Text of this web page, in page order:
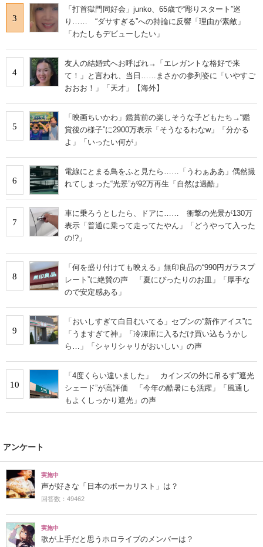
3
「打首獄門同好会」junko、65歳で“彫りスタート”巡
り…… “ダサすぎる”への持論に反響「理由が素敵」
「わたしもデビューしたい」
4
友人の結婚式へお呼ばれ→「エレガントな格好で来
て！」と言われ、当日……まさかの参列姿に「いやすご
おおお！」「天才」【海外】
5
「映画ちいかわ」鑑賞前の楽しそうな子どもたち→“鑑
賞後の様子”に2900万表示「そうなるわなw」「分かる
よ」「いったい何が」
6
電線にとまる鳥をふと見たら……「うわぁああ」偶然撮
れてしまった“光景”が92万再生「自然は過酷」
7
車に乗ろうとしたら、ドアに…… 衝撃の光景が130万
表示「普通に乗って走ってたやん」「どうやって入った
の!?」
8
「何を盛り付けても映える」無印良品の“990円ガラスプ
レート”に絶賛の声 「夏にぴったりのお皿」「厚手な
ので安定感ある」
9
「おいしすぎて白目むいてる」セブンの“新作アイス”に
「うますぎて神」「冷凍庫に入るだけ買い込もうかし
ら…」「シャリシャリがおいしい」の声
10
「4度くらい違いました」 カインズの外に吊るす“遮光
シェード”が高評価 「今年の酷暑にも活躍」「風通し
もよくしっかり遮光」の声
アンケート
実施中
声が好きな「日本のボーカリスト」は？
回答数：49462
実施中
歌が上手だと思うホロライブのメンバーは？